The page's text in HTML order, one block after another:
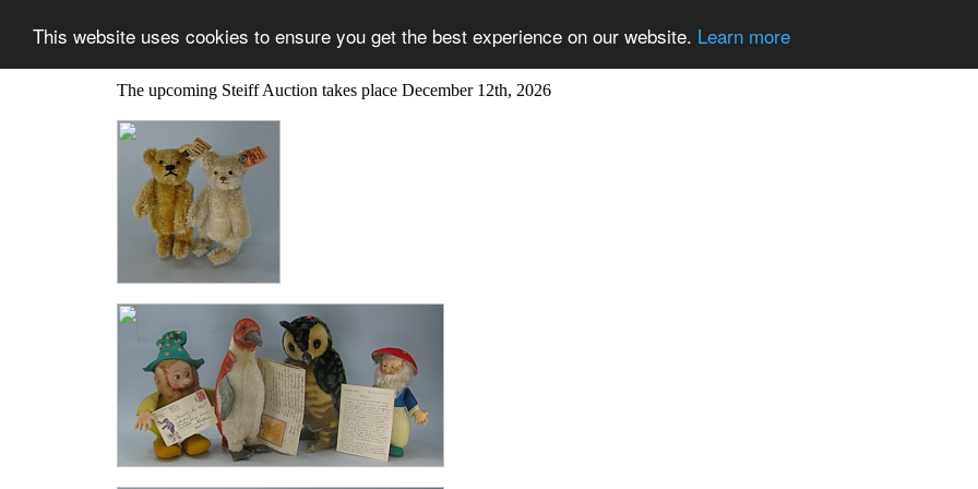
This website uses cookies to ensure you get the best experience on our website. Learn more
The upcoming Steiff Auction takes place December 12th, 2026